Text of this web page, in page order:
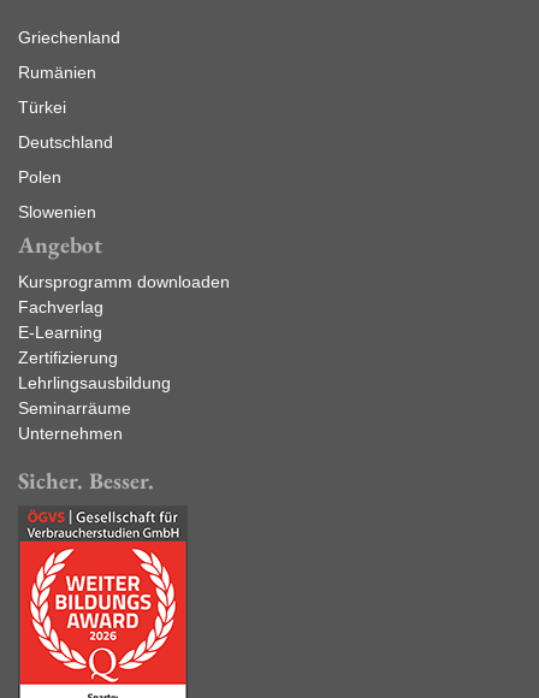
Griechenland
Rumänien
Türkei
Deutschland
Polen
Slowenien
Angebot
Kursprogramm downloaden
Fachverlag
E-Learning
Zertifizierung
Lehrlingsausbildung
Seminarräume
Unternehmen
Sicher. Besser.